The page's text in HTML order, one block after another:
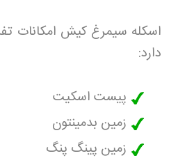
اسکله سیمرغ کیش امکانات
دارد:
پیست اسکیت
زمین بدمینتون
زمین پینگ پنگ